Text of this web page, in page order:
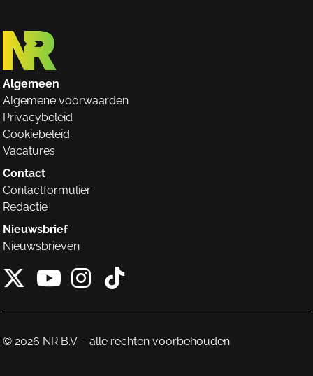
Algemeen
Algemene voorwaarden
Privacybeleid
Cookiebeleid
Vacatures
Contact
Contactformulier
Redactie
Nieuwsbrief
Nieuwsbrieven
X van NieuwRechts
Instagram van
Tiktok van
© 2026 NR B.V. - alle rechten voorbehouden